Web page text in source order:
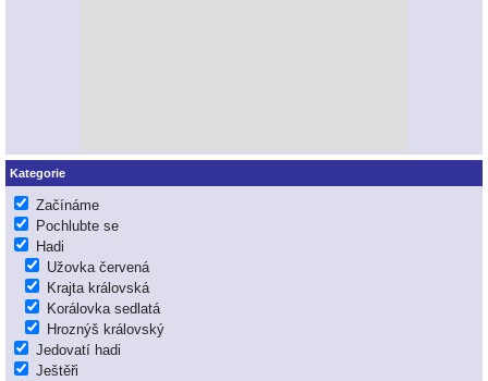
Kategorie
Začínáme
Pochlubte se
Hadi
Užovka červená
Krajta královská
Korálovka sedlatá
Hroznýš královský
Jedovatí hadi
Ještěři